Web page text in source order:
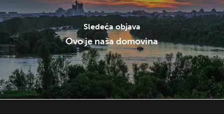
Sledeća objava
Ovo je naša domovina